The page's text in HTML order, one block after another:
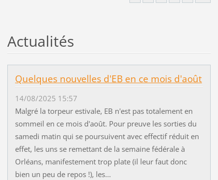
Actualités
Quelques nouvelles d'EB en ce mois d'août
14/08/2025 15:57
Malgré la torpeur estivale, EB n'est pas totalement en
sommeil en ce mois d'août. Pour preuve les sorties du
samedi matin qui se poursuivent avec effectif réduit en
effet, les uns se remettant de la semaine fédérale à
Orléans, manifestement trop plate (il leur faut donc
bien un peu de repos !), les...